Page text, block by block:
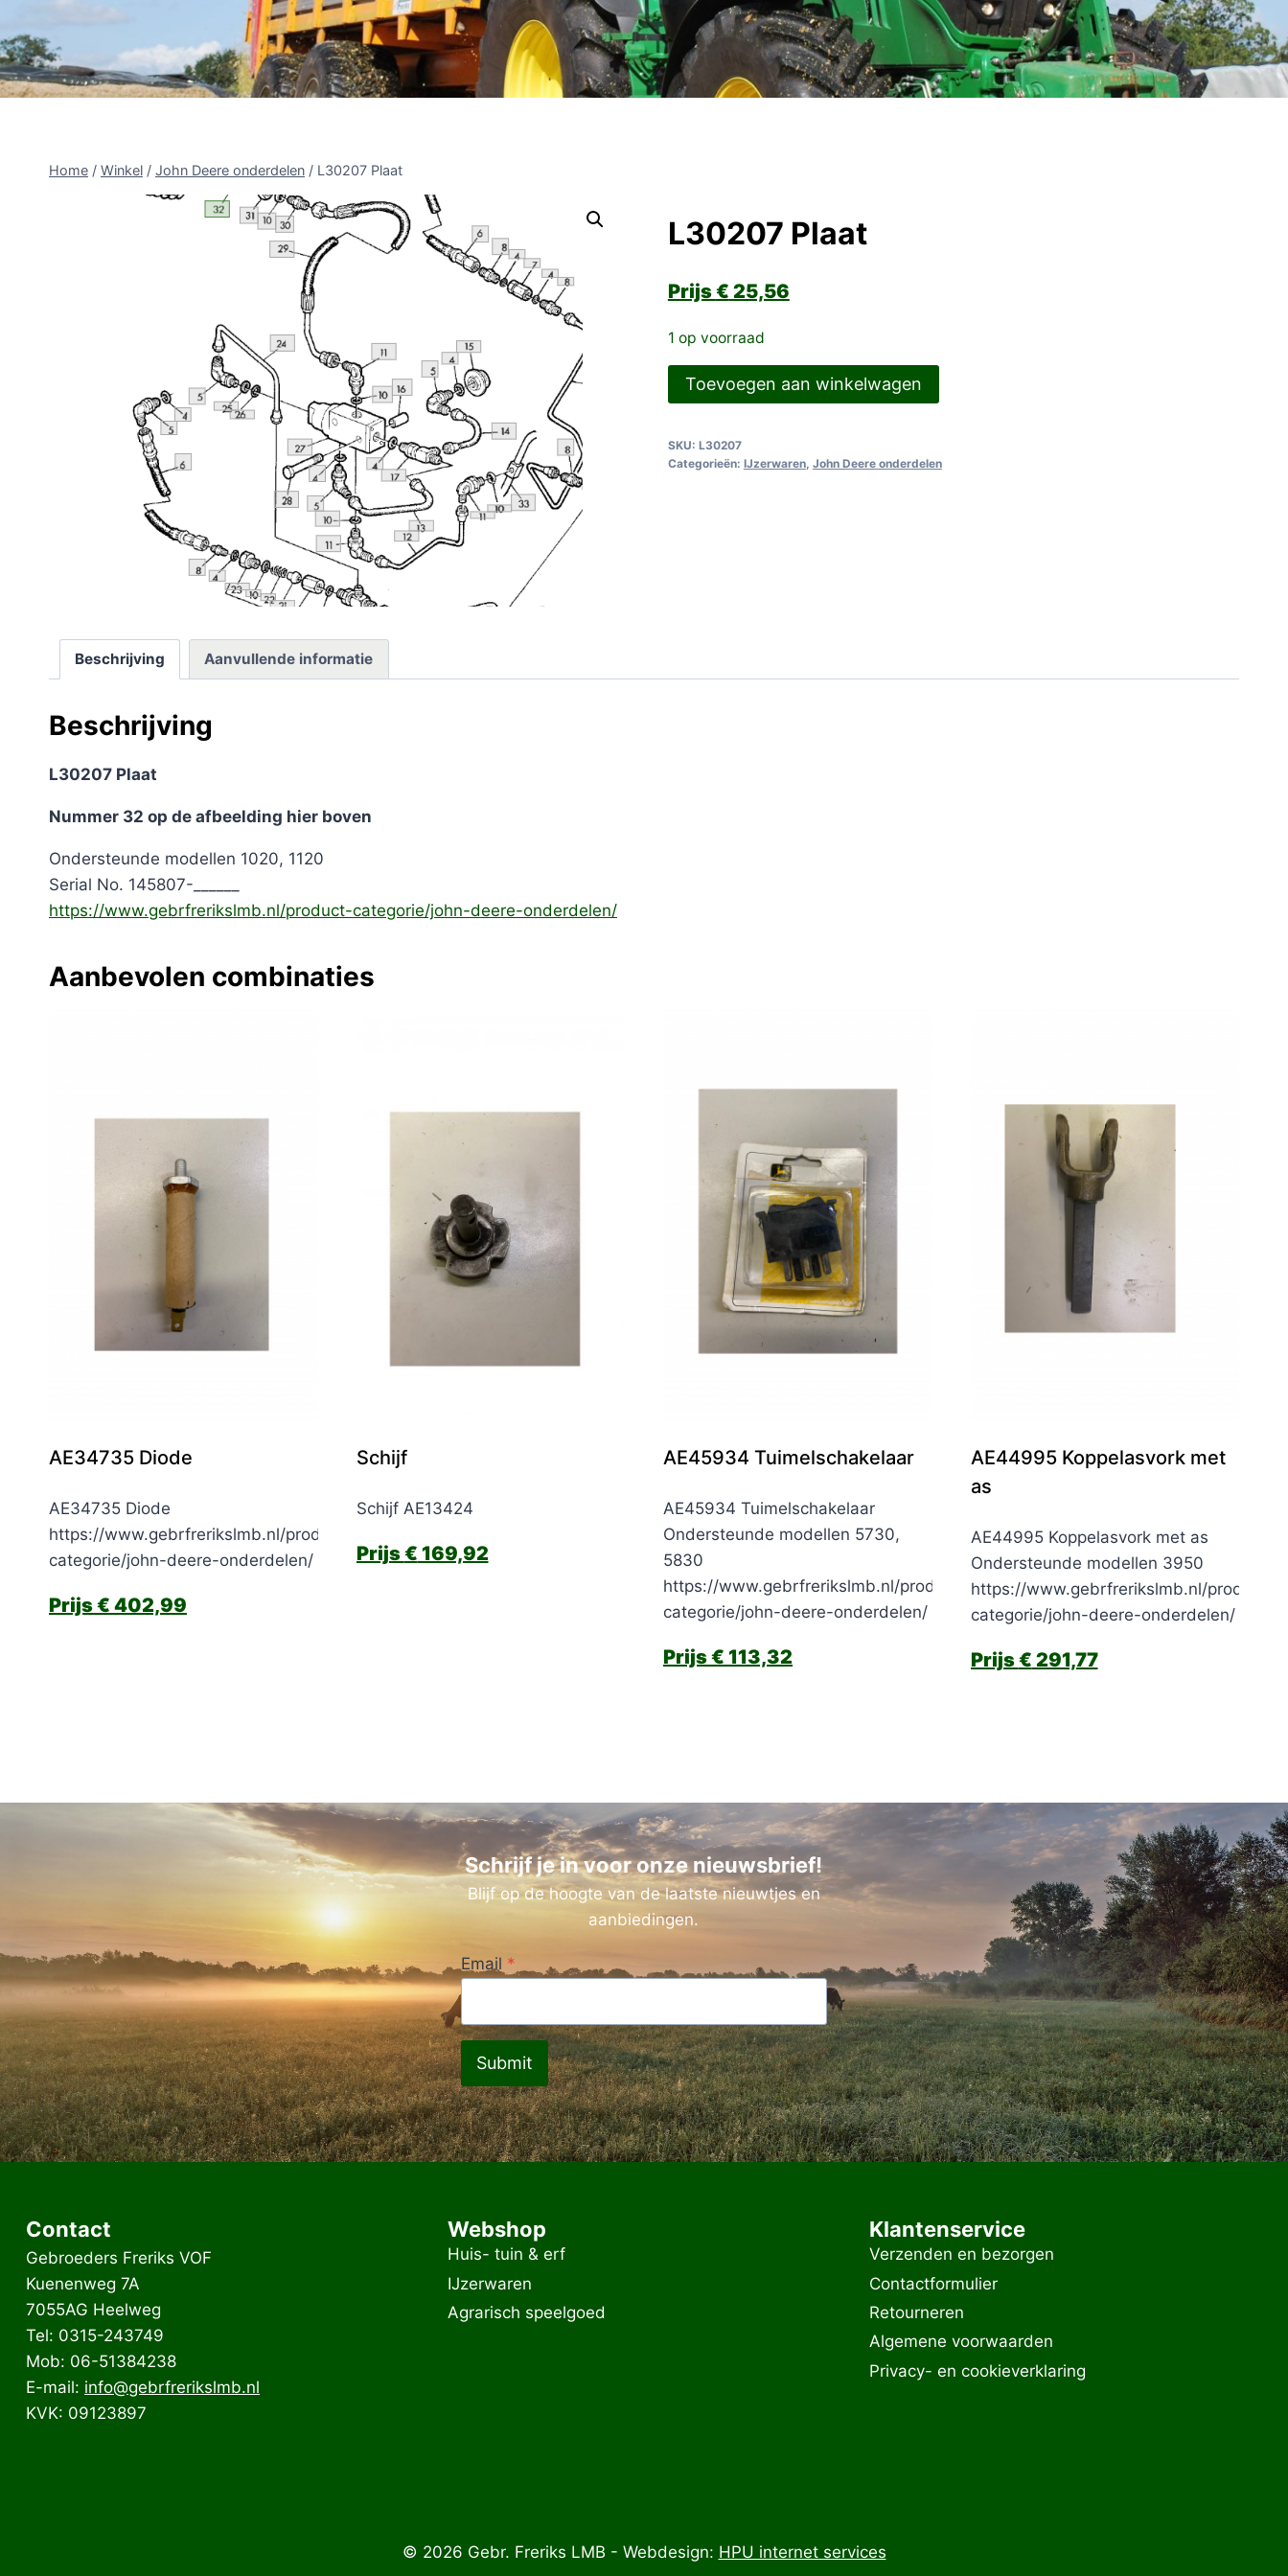
Home / Winkel / John Deere onderdelen / L30207 Plaat
L30207 Plaat
€ 25,56
1 op voorraad
L30207
Plaat
Toevoegen aan winkelwagen
SKU: L30207
Categorieën: IJzerwaren, John Deere onderdelen
Beschrijving Aanvullende informatie
Beschrijving
L30207 Plaat
Nummer 32 op de afbeelding hier boven
Ondersteunde modellen 1020, 1120
Serial No. 145807-______
https://www.gebrfrerikslmb.nl/product-categorie/john-deere-onderdelen/
Aanbevolen combinaties
AE34735 Diode
AE34735 Diode
https://www.gebrfrerikslmb.nl/product-
categorie/john-deere-onderdelen/
€ 402,99
Schijf
Schijf AE13424
€ 169,92
AE45934 Tuimelschakelaar
AE45934 Tuimelschakelaar
Ondersteunde modellen 5730,
5830
https://www.gebrfrerikslmb.nl/product-
categorie/john-deere-onderdelen/
€ 113,32
AE44995 Koppelasvork met
as
AE44995 Koppelasvork met as
Ondersteunde modellen 3950
https://www.gebrfrerikslmb.nl/product-
categorie/john-deere-onderdelen/
€ 291,77
Schrijf je in voor onze nieuwsbrief!
Blijf op de hoogte van de laatste nieuwtjes en
aanbiedingen.
Email *
Submit
Contact
Gebroeders Freriks VOF
Kuenenweg 7A
7055AG Heelweg
Tel: 0315-243749
Mob: 06-51384238
E-mail: info@gebrfrerikslmb.nl
KVK: 09123897
Webshop
Huis- tuin & erf
IJzerwaren
Agrarisch speelgoed
Klantenservice
Verzenden en bezorgen
Contactformulier
Retourneren
Algemene voorwaarden
Privacy- en cookieverklaring
© 2026 Gebr. Freriks LMB - Webdesign: HPU internet services